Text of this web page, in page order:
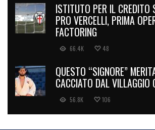
ISTITUTO PER IL CREDITO
PRO VERCELLI, PRIMA
FACTORING
66.4K 48
QUESTO “SIGNORE”
CACCIATO DAL VILLAGGIO
56.8K 106